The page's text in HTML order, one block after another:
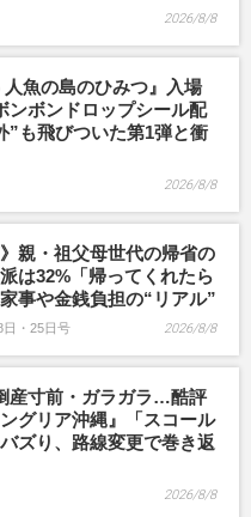
2026/8/8
人魚の島のひみつ』入場
ンボンドロップシール配
”も飛びついた第1弾と衝
2026/8/8
》親・祖父母世代の帰省の
は32%「帰ってくれたら
事や金銭負担の“リアル”
日・25日号 2026/8/8
産寸前・ガラガラ…酷評
グリア沖縄』「スコール
ズり、路線変更で巻き返
2026/8/8